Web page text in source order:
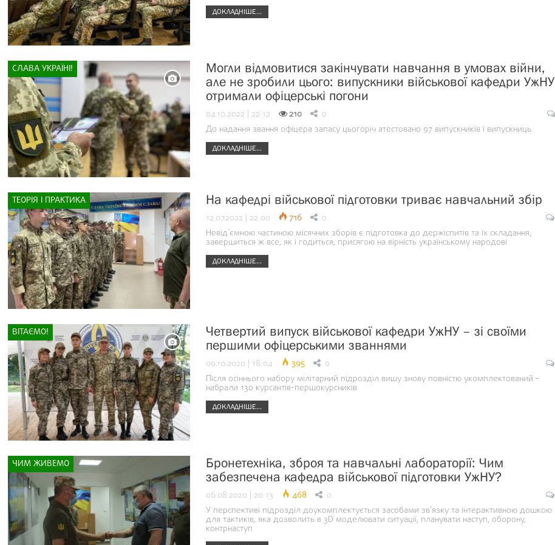
ДОКЛАДНІШЕ...
СЛАВА УКРАЇНІ!
Могли відмовитися закінчувати навчання в умовах війни,
але не зробили цього: випускники військової кафедри УжНУ
отримали офіцерські погони
04.10.2022 | 22:12 210 0
До надання звання офіцера запасу цьогоріч атестовано 97 випускників і випускниць
ДОКЛАДНІШЕ...
ТЕОРІЯ І ПРАКТИКА На кафедрі військової підготовки триває навчальний збір
12.07.2022 | 22:00 716 0
Невід’ємною частиною місячних зборів є підготовка до держіспитів та їх складання;
завершиться ж все, як і годиться, присягою на вірність українському народові
ДОКЛАДНІШЕ...
ВІТАЄМО!
Четвертий випуск військової кафедри УжНУ – зі своїми
першими офіцерськими званнями
09.10.2020 | 18:04 395 0
Після осіннього набору мілітарний підрозділ вишу знову повністю укомплектований –
набрали 130 курсантів-першокурсників
ДОКЛАДНІШЕ...
ЧИМ ЖИВЕМО
Бронетехніка, зброя та навчальні лабораторії: Чим
забезпечена кафедра військової підготовки УжНУ?
06.08.2020 | 20:13 468 0
У перспективі підрозділ доукомплектується засобами зв’язку та інтерактивною дошкою
для тактиків, яка дозволить в 3D моделювати ситуації, планувати наступ, оборону,
контрнаступ